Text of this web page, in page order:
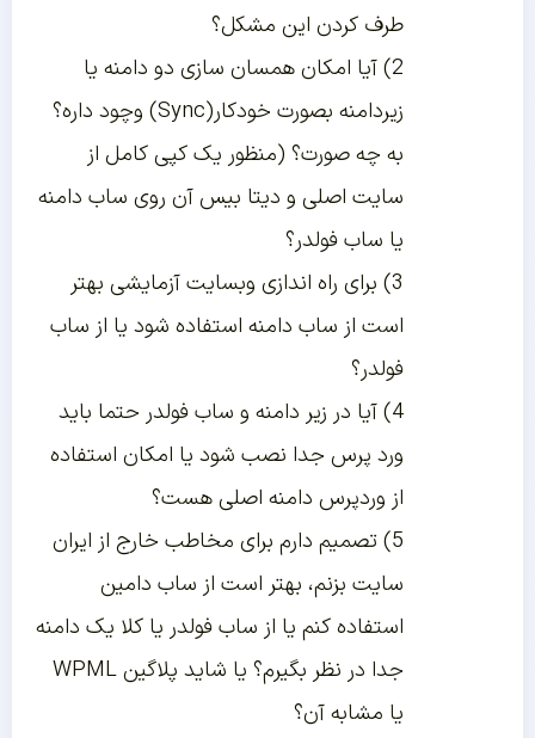
طرف کردن این مشکل؟
2) آیا امکان همسان سازی دو دامنه یا
زیردامنه بصورت خودکار(Sync) وچود داره؟
به چه صورت؟ (منظور یک کپی کامل از
سایت اصلی و دیتا بیس آن روی ساب دامنه
یا ساب فولدر؟
3) برای راه اندازی وبسایت آزمایشی بهتر
است از ساب دامنه استفاده شود یا از ساب
فولدر؟
4) آیا در زیر دامنه و ساب فولدر حتما باید
ورد پرس جدا نصب شود یا امکان استفاده
از وردپرس دامنه اصلی هست؟
5) تصمیم دارم برای مخاطب خارج از ایران
سایت بزنم، بهتر است از ساب دامین
استفاده کنم یا از ساب فولدر یا کلا یک دامنه
جدا در نظر بگیرم؟ یا شاید پلاگین WPML
یا مشابه آن؟